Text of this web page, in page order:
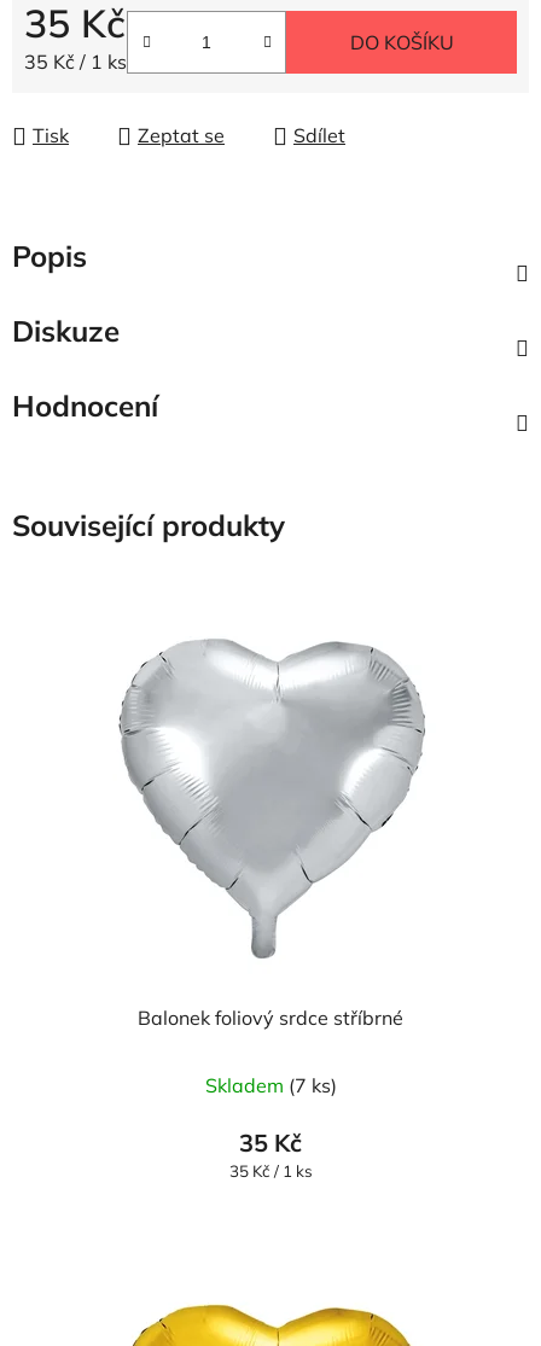
35 Kč
Měrná cena:
35 Kč / 1 ks
DO KOŠÍKU
Tisk Zeptat se Sdílet
Popis
Diskuze
Hodnocení
Související produkty
Balonek foliový srdce stříbrné
Skladem (7 ks)
35 Kč
Měrná
35 Kč / 1 ks